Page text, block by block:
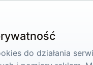
do działania